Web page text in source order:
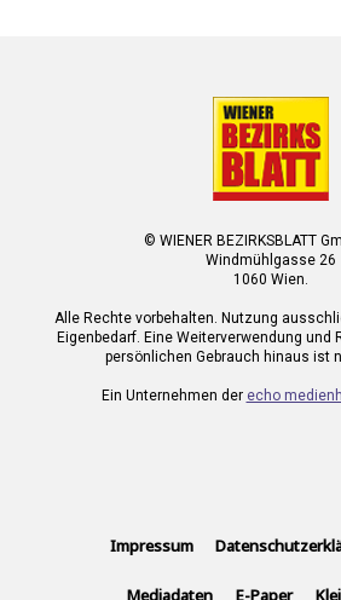
© WIENER BEZIRKSBLATT
Windmühlgasse 26
1060 Wien.
Alle Rechte vorbehalten. Nutzung
Eigenbedarf. Eine Weiterverwendung und
persönlichen Gebrauch hinaus ist
Ein Unternehmen der echo
Impressum
Mediadaten E-Paper